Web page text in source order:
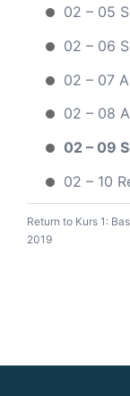
02 – 05
02 – 06
02 – 07
02 – 08
02 – 09
02 – 10
Return to Kurs 1:
2019